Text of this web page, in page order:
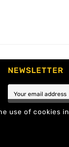
use of cookies in
NEWSLETTER